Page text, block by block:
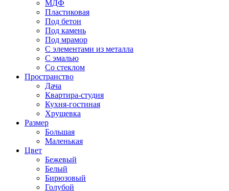
МДФ
Пластиковая
Под бетон
Под камень
Под мрамор
С элементами из металла
С эмалью
Со стеклом
Пространство
Дача
Квартира-студия
Кухня-гостиная
Хрущевка
Размер
Большая
Маленькая
Цвет
Бежевый
Белый
Бирюзовый
Голубой